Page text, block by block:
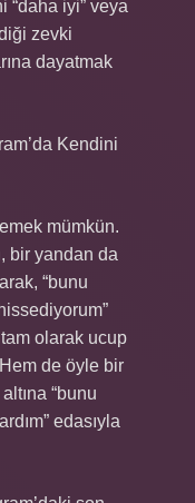
“daha iyi” veya
zevki
dayatmak
Kendini
mümkün.
bir yandan da
“bunu
olarak ucup
de öyle bir
“bunu
edasıyla